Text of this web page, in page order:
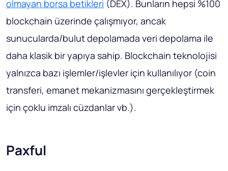
olmayan borsa betikleri (DEX). Bunların hepsi %100
blockchain üzerinde çalışmıyor, ancak
sunucularda/bulut depolamada veri depolama ile
daha klasik bir yapıya sahip. Blockchain teknolojisi
yalnızca bazı işlemler/işlevler için kullanılıyor (coin
transferi, emanet mekanizmasını gerçekleştirmek
için çoklu imzalı cüzdanlar vb.).
Paxful